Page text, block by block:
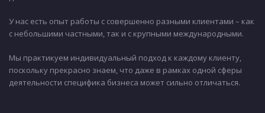
У нас есть опыт работы с совершенно разными клиентами – как
с небольшими частными, так и с крупными международными.
Мы практикуем индивидуальный подход к каждому клиенту,
поскольку прекрасно знаем, что даже в рамках одной сферы
деятельности специфика бизнеса может сильно отличаться.